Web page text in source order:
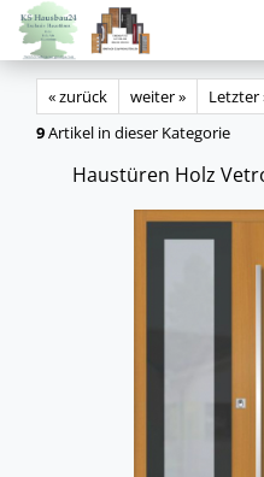
« zurück weiter »
Letzter
9Artikel in dieser Kategorie
Haus­tü­ren Holz